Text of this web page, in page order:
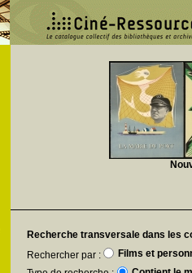
Recherche transversale dans les
Rechercher par :
Films et